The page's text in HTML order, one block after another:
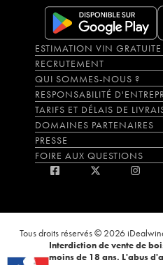
ESTIMATION VIN GRATUITE
RECRUTEMENT
QUI SOMMES-NOUS ?
RESPONSABILITÉ
TARIFS ET DÉLAIS DE
DOMAINES PARTENAIRES
PRESSE
FOIRE AUX QUESTIONS
Tous droits réservés © 2026
Interdiction de vente de
moins de 18 ans. L'abus